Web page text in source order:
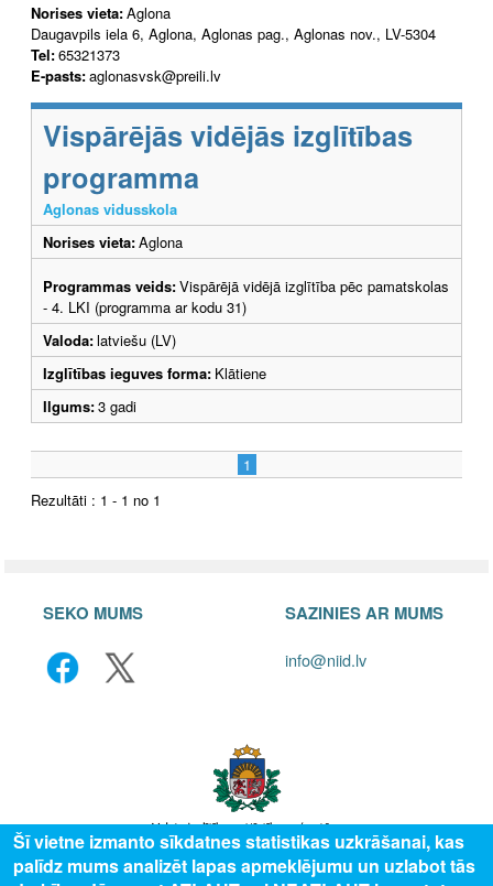
Norises vieta:Aglona
Daugavpils iela 6, Aglona, Aglonas pag., Aglonas nov., LV-5304
Tel:65321373
E-pasts:aglonasvsk@preili.lv
Vispārējās vidējās izglītības
programma
Aglonas vidusskola
Norises vieta:Aglona
Programmas veids:Vispārējā vidējā izglītība pēc pamatskolas
- 4. LKI (programma ar kodu 31)
Valoda:latviešu (LV)
Izglītības ieguves forma: Klātiene
Ilgums:3 gadi
1
Rezultāti : 1 - 1 no 1
SEKO MUMS SAZINIES AR MUMS
info@niid.lv
Šī vietne izmanto sīkdatnes statistikas uzkrāšanai, kas
palīdz mums analizēt lapas apmeklējumu un uzlabot tās